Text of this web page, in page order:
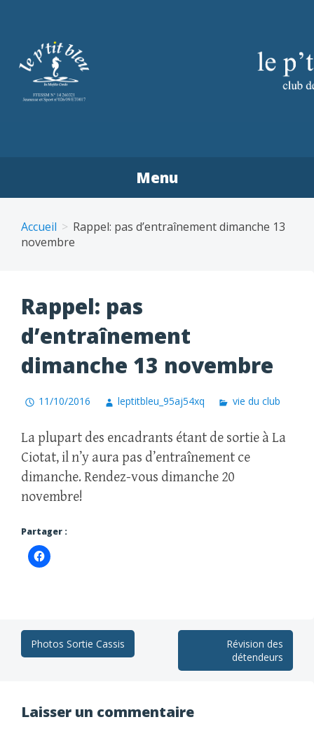
contenu
principal
LE P'TIT BLEU PLONGÉE
CHÂTEAUNEUF-DE-
GALAURE
Menu
Accueil
Rappel: pas d’entraînement dimanche 13
novembre
Rappel: pas
d’entraînement
dimanche 13 novembre
11/10/2016 leptitbleu_95aj54xq vie du club
La plupart des encadrants étant de sortie à La
Ciotat, il n’y aura pas d’entraînement ce
dimanche. Rendez-vous dimanche 20
novembre!
Partager :
Navigation
articles
Photos Sortie Cassis
Révision des
détendeurs
Laisser un commentaire